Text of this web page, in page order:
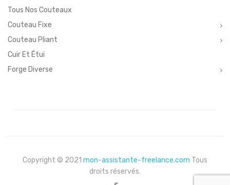
Tous Nos Couteaux
Couteau Fixe
Couteau Pliant
Cuir Et Étui
Forge Diverse
Copyright © 2021 mon-assistante-freelance.com Tous
droits réservés.